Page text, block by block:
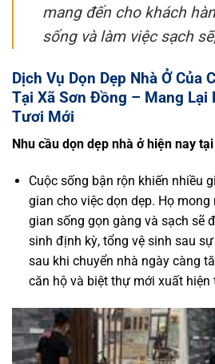
mang đến cho khách
sống và làm việc sạch
Dịch Vụ Dọn Dẹp Nhà Ở Của
Tại Xã Sơn Đồng – Mang Lại
Tươi Mới
Nhu cầu dọn dẹp nhà ở hiện nay tại
Cuộc sống bận rộn khiến nhiều
gian cho việc dọn dẹp. Họ
gian sống gọn gàng và sạch sẽ
sinh định kỳ, tổng vệ sinh sau
sau khi chuyển nhà ngày càng
căn hộ và biệt thự mới xuất hiện